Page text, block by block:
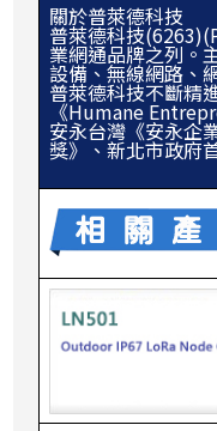
關於普萊德科技
普萊德科技
業網通品牌之列。
設備、無線網路、
普萊德科技不斷精
《Humane
安永台灣《安永企
獎》、新北市政府